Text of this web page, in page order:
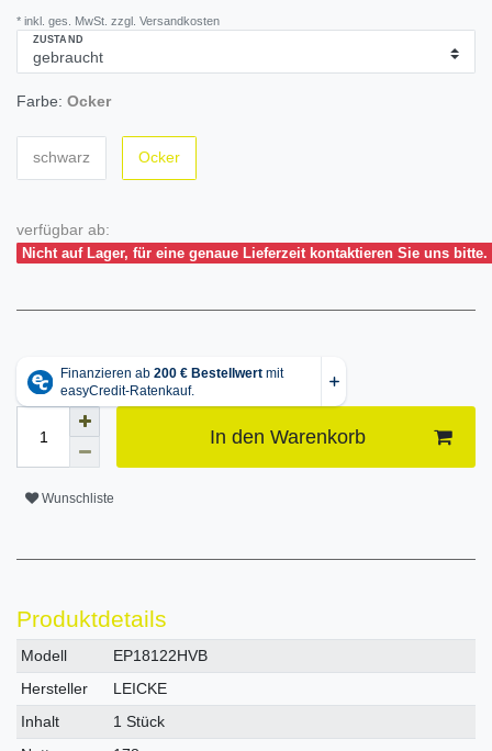
* inkl. ges. MwSt. zzgl. Versandkosten
ZUSTAND
Farbe: Ocker
schwarz Ocker
verfügbar ab:
Nicht auf Lager, für eine genaue Lieferzeit kontaktieren Sie uns bitte.
In den Warenkorb
Wunschliste
Produktdetails
Technisches
Merkmal
Wert
Modell
EP18122HVB
Hersteller
LEICKE
Inhalt
1 Stück